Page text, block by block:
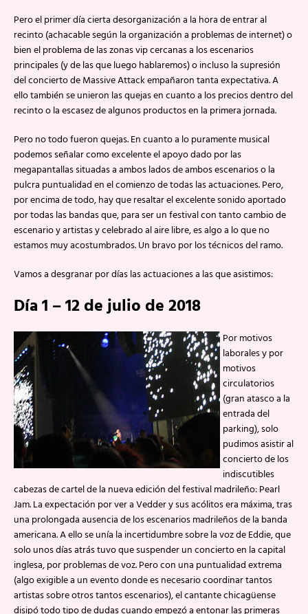
Pero el primer día cierta desorganización a la hora de entrar al
recinto (achacable según la organización a problemas de internet) o
bien el problema de las zonas vip cercanas a los escenarios
principales (y de las que luego hablaremos) o incluso la supresión
del concierto de Massive Attack empañaron tanta expectativa. A
ello también se unieron las quejas en cuanto a los precios dentro del
recinto o la escasez de algunos productos en la primera jornada.
Pero no todo fueron quejas. En cuanto a lo puramente musical
podemos señalar como excelente el apoyo dado por las
megapantallas situadas a ambos lados de ambos escenarios o la
pulcra puntualidad en el comienzo de todas las actuaciones. Pero,
por encima de todo, hay que resaltar el excelente sonido aportado
por todas las bandas que, para ser un festival con tanto cambio de
escenario y artistas y celebrado al aire libre, es algo a lo que no
estamos muy acostumbrados. Un bravo por los técnicos del ramo.
Vamos a desgranar por días las actuaciones a las que asistimos:
Día 1 – 12 de julio de 2018
Por motivos
laborales y por
motivos
circulatorios
(gran atasco a la
entrada del
parking), solo
pudimos asistir al
concierto de los
indiscutibles
cabezas de cartel de la nueva edición del festival madrileño: Pearl
Jam. La expectación por ver a Vedder y sus acólitos era máxima, tras
una prolongada ausencia de los escenarios madrileños de la banda
americana. A ello se unía la incertidumbre sobre la voz de Eddie, que
solo unos días atrás tuvo que suspender un concierto en la capital
inglesa, por problemas de voz. Pero con una puntualidad extrema
(algo exigible a un evento donde es necesario coordinar tantos
artistas sobre otros tantos escenarios), el cantante chicagüense